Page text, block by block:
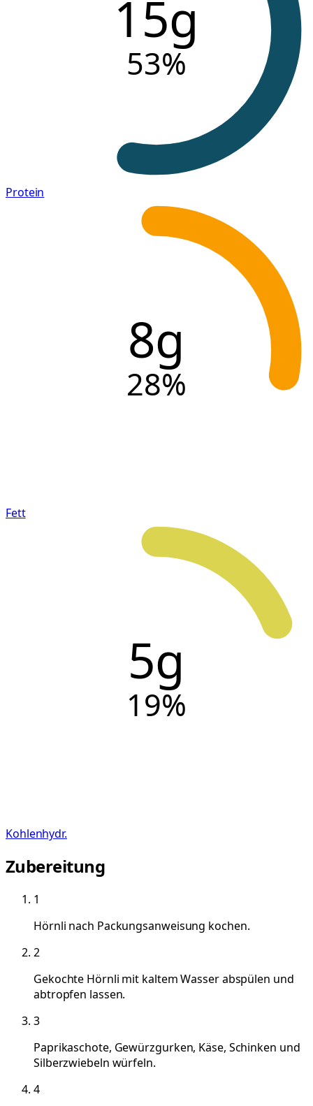
15g
53%
Protein
8g
28%
Fett
5g
19%
Kohlenhydr.
Zubereitung
1
Hörnli nach Packungsanweisung kochen.
2
Gekochte Hörnli mit kaltem Wasser abspülen und
abtropfen lassen.
3
Paprikaschote, Gewürzgurken, Käse, Schinken und
Silberzwiebeln würfeln.
4